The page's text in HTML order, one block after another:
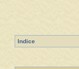
Indice